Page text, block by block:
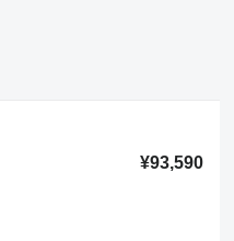
¥93,590